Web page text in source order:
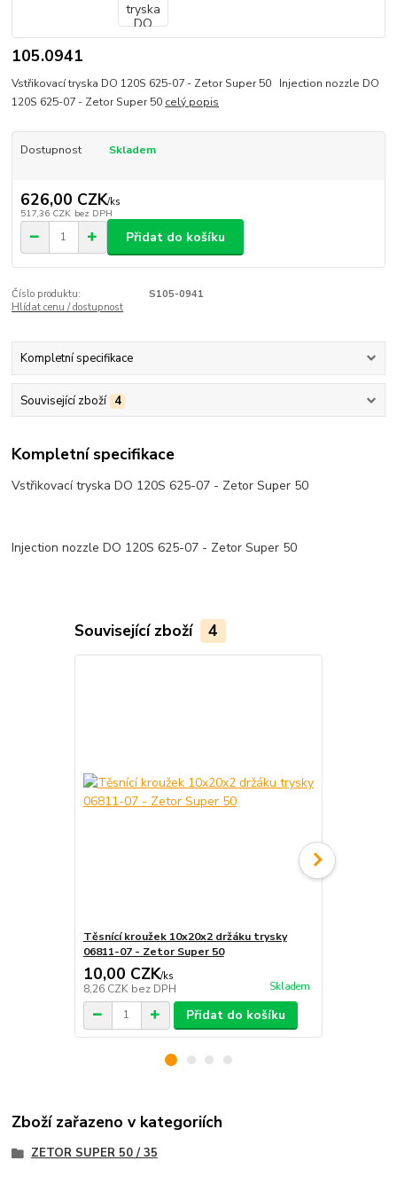
105.0941
Vstřikovací tryska DO 120S 625-07 - Zetor Super 50 Injection nozzle DO
120S 625-07 - Zetor Super 50 celý popis
Dostupnost Skladem
626,00 CZK/ks
517,36 CZK bez DPH
Přidat do košíku
Číslo produktu:
S105-0941
Hlídat cenu / dostupnost
Kompletní specifikace
Související zboží 4
Kompletní specifikace
Vstřikovací tryska DO 120S 625-07 - Zetor Super 50
Injection nozzle DO 120S 625-07 - Zetor Super 50
Související zboží 4
Těsnící kroužek 10x20x2 držáku trysky
06811-07 - Zetor Super 50
10,00 CZK/ks
8,26 CZK bez DPH Skladem
Přidat do košíku
Zboží zařazeno v kategoriích
ZETOR SUPER 50 / 35